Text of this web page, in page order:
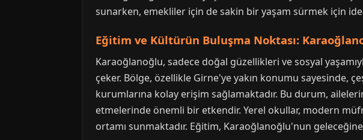
sunarken, emekliler için de sakin bir yaşam sürmek için
Eğitim ve Kültürün Buluşma Noktası:
Karaoğlanoğlu, sadece doğal güzellikleri ve sosyal
çeker. Bölge, özellikle Girne'ye yakın konumu
kurumlarına kolay erişim sağlamaktadır. Bu durum,
etmelerinde önemli bir etkendir. Yerel okullar, modern
ortamı sunmaktadır. Eğitim, Karaoğlanoğlu'nun